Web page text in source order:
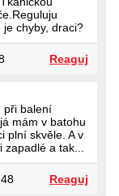
chyby, draci?
Reaguj
při balení
mám v batohu
plní skvěle. A v
zapadlé a tak...
Reaguj